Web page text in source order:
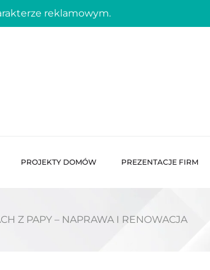
reklamowym.
PROJEKTY DOMÓW PREZENTACJE FIRM
Z PAPY – NAPRAWA I RENOWACJA